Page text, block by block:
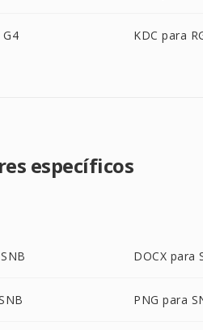
G4 KDC para
específicos
DOCX para
PNG para